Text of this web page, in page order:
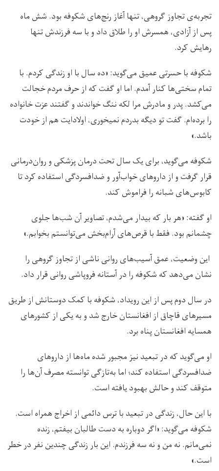
تجربه‌ی تجاوز گروهی، تنها آغاز رنج‌های شکوفه بود. شش ماه
پس از آزادی، همسرش او را طلاق داد و با سه فرزندش تنها
رهایش کرد.
شکوفه با حسرتی عمیق می‌گوید: «ده سال با او زندگی کردم. با
تمام سختی‌ها کنار آمدم. اما او گفت که از حرف مردم خجالت
می‌کشد. پدر و مادرش مرا لکه ننگ خواندند و گفتند عزت خانواده
را برده‌ام. گفت تو دیگه بدردم نمیخوری، اولادایت هم از خودت
باشد.»
شکوفه می‌گوید، برای یک سال تحت درمان پزشکی و روان‌درمانی
قرار گرفت و از داروهای خواب‌آور و ضدافسردگی استفاده کرد تا
کابوس‌های شبانه را فراموش کند.
او گفته‌: «هر بار که بیدار می‌شدم، تصاویر آن شب‌ها جلوی
چشمانم بود. فقط با قرص‌های آرام‌بخش می‌توانستم بخوابم.»
این وضعیت، عمق آسیب‌های روانی ناشی از تجاوز گروهی را
نشان می‌دهد که شکوفه را در آستانه فروپاشی روانی قرار داد.
در سال دوم پس از این رویداد، شکوفه با کمک دوستانش از طریق
مسیرهای قاچاق از افغانستان خارج شد و به یکی از کشورهای
همسایه افغانستان پناه برد.
او می‌گوید که در تبعید نیز مجبور شده ماه‌ها از داروهای
ضدافسردگی استفاده کند؛ اما به‌تازگی توانسته مصرف آن‌ها را
متوقف کند و حالش بهبود یافته است.
با این حال، زندگی در تبعید با ترس دائمی از اخراج همراه است.
شکوفه می‌گوید: «اگر دوباره به دست طالبان بیفتم، زنده
نمی‌مانم. نه من و نه سه فرزندم. این بار زندگی چندین نفر در خطر
است.»